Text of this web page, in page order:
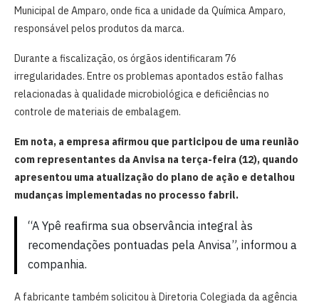
Municipal de Amparo, onde fica a unidade da Química Amparo,
responsável pelos produtos da marca.
Durante a fiscalização, os órgãos identificaram 76
irregularidades. Entre os problemas apontados estão falhas
relacionadas à qualidade microbiológica e deficiências no
controle de materiais de embalagem.
Em nota, a empresa afirmou que participou de uma reunião
com representantes da Anvisa na terça-feira (12), quando
apresentou uma atualização do plano de ação e detalhou
mudanças implementadas no processo fabril.
“A Ypê reafirma sua observância integral às
recomendações pontuadas pela Anvisa”, informou a
companhia.
A fabricante também solicitou à Diretoria Colegiada da agência